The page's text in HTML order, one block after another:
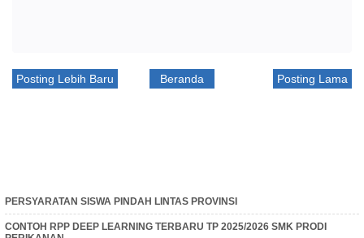
Posting Lebih Baru Posting Lama
Beranda
PERSYARATAN SISWA PINDAH LINTAS PROVINSI
CONTOH RPP DEEP LEARNING TERBARU TP 2025/2026 SMK PRODI